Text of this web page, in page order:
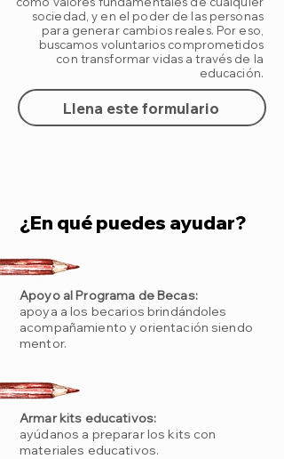
sociedad, y en el poder de las personas
para generar cambios reales. Por eso,
buscamos voluntarios comprometidos
con transformar vidas a través de la
educación.
Llena este formulario
¿En qué puedes ayudar?
Apoyo al Programa de Becas:
apoya a los becarios brindándoles
acompañamiento y orientación siendo
mentor.
Armar kits educativos:
ayúdanos a preparar los kits con
materiales educativos.